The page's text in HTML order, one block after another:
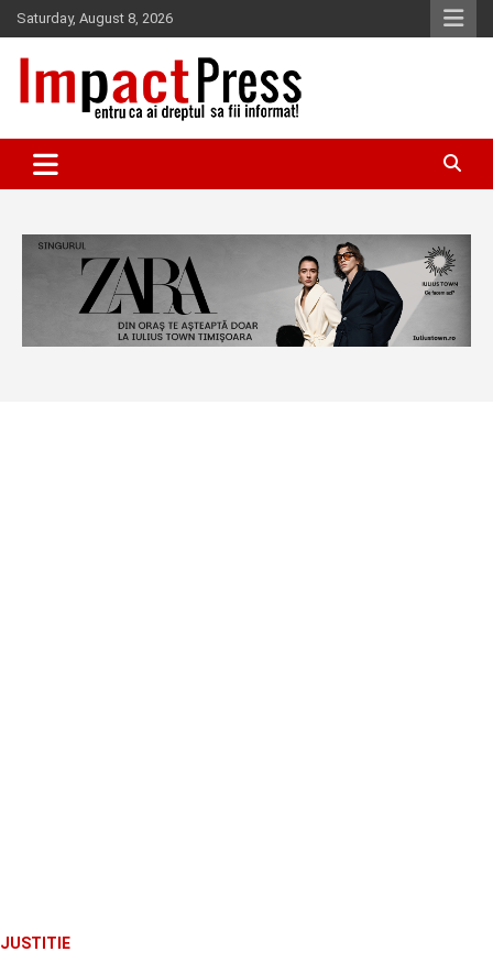
Skip
to
content
Saturday, August 8, 2026
IMPACTPRESS
JUSTITIE